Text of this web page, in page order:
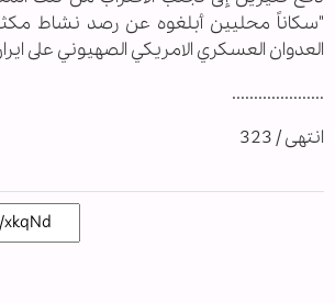
"سكاناً محليين أبلغوه عن رصد نشاط
العدوان العسكري الامريكي الصهيوني على
.....................
انتهى / 323